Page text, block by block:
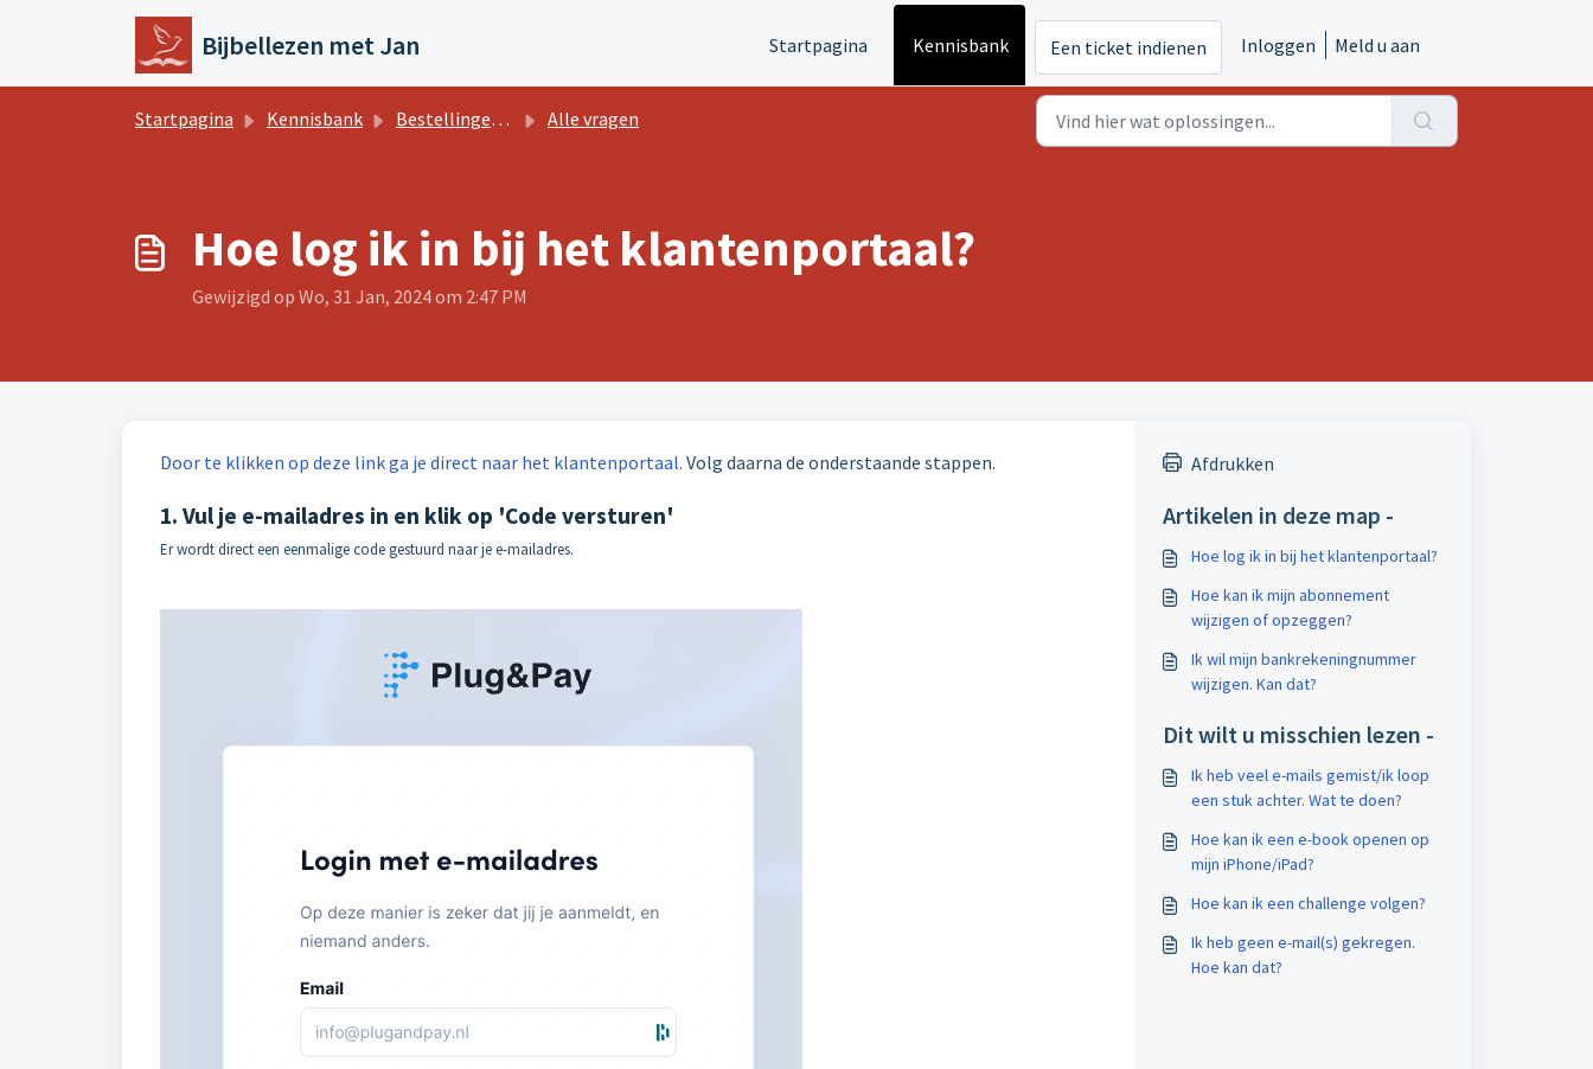
Doorgaan naar hoofdinhoud
Bijbellezen met Jan Startpagina Kennisbank Een ticket indienen Inloggen Meld u aan
Startpagina Kennisbank Bestellingen en abonnementen Alle vragen
Hoe log ik in bij het klantenportaal?
Gewijzigd op Wo, 31 Jan, 2024 om 2:47 PM
Door te klikken op deze link ga je direct naar het klantenportaal. Volg daarna de onderstaande stappen.
1. Vul je e-mailadres in en klik op 'Code versturen'
Er wordt direct een eenmalige code gestuurd naar je e-mailadres.
Afdrukken
Artikelen in deze map -
Hoe log ik in bij het klantenportaal?
Hoe kan ik mijn abonnement
wijzigen of opzeggen?
Ik wil mijn bankrekeningnummer
wijzigen. Kan dat?
Dit wilt u misschien lezen -
Ik heb veel e-mails gemist/ik loop
een stuk achter. Wat te doen?
Hoe kan ik een e-book openen op
mijn iPhone/iPad?
Hoe kan ik een challenge volgen?
Ik heb geen e-mail(s) gekregen.
Hoe kan dat?